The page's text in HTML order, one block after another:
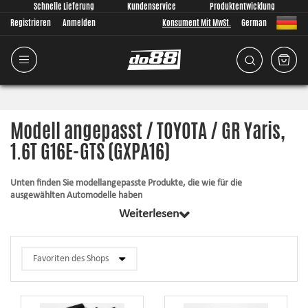
Schnelle Lieferung Kundenservice
Produktentwicklung
Registrieren
Anmelden Konsument Mit MwSt. German
Modell angepasst / TOYOTA / GR Yaris,
1.6T G16E-GTS (GXPA16)
Unten finden Sie modellangepasste Produkte, die wie für die
ausgewählten Automodelle haben
Alle Produkte in dieser Kategorie haben gemeinsam, dass sie passend für
überhaupt möglich ist. Die Artikel enthalten immer alles, was für die
verbessern das Aussehen und die Zuverlässigkeit.
Weiterlesen